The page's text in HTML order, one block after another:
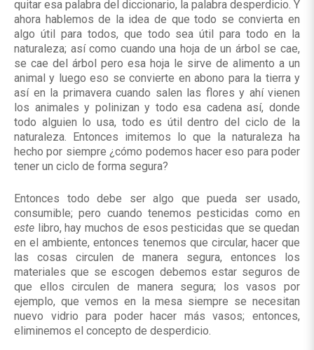
quitar esa palabra del diccionario, la palabra desperdicio. Y
ahora hablemos de la idea de que todo se convierta en
algo útil para todos, que todo sea útil para todo en la
naturaleza; así como cuando una hoja de un árbol se cae,
se cae del árbol pero esa hoja le sirve de alimento a un
animal y luego eso se convierte en abono para la tierra y
así en la primavera cuando salen las flores y ahí vienen
los animales y polinizan y todo esa cadena así, donde
todo alguien lo usa, todo es útil dentro del ciclo de la
naturaleza. Entonces imitemos lo que la naturaleza ha
hecho por siempre ¿cómo podemos hacer eso para poder
tener un ciclo de forma segura?
Entonces todo debe ser algo que pueda ser usado,
consumible; pero cuando tenemos pesticidas como en
este libro, hay muchos de esos pesticidas que se quedan
en el ambiente, entonces tenemos que circular, hacer que
las cosas circulen de manera segura, entonces los
materiales que se escogen debemos estar seguros de
que ellos circulen de manera segura; los vasos por
ejemplo, que vemos en la mesa siempre se necesitan
nuevo vidrio para poder hacer más vasos; entonces,
eliminemos el concepto de desperdicio.